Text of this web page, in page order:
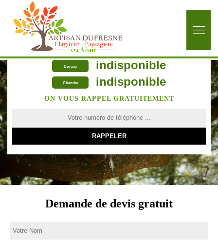
Bureau indisponible
Chantier indisponible
ON VOUS RAPPEL GRATUITEMENT
Demande de devis gratuit